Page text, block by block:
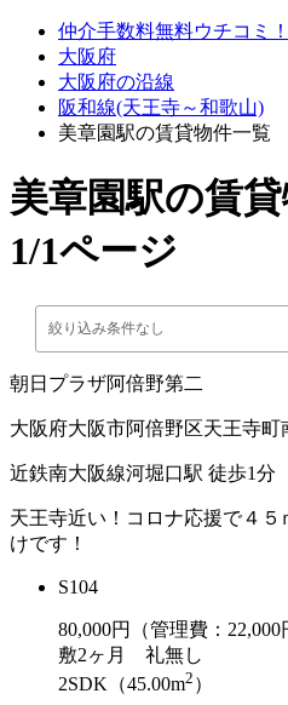
仲介手数料無料ウチコミ
大阪府
大阪府の沿線
阪和線(天王寺～和歌山)
美章園駅の賃貸物件一覧
美章園駅の賃
1/1ページ
絞り込み条件なし
朝日プラザ阿倍野第二
大阪府大阪市阿倍野区天王寺
近鉄南大阪線河堀口駅 徒歩1分
天王寺近い！コロナ応援で４
けです！
S104
80,000円（管理費：22,000
敷2ヶ月 礼無し
2SDK（45.00m2 ）